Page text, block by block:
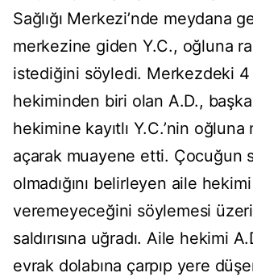
Sağlığı Merkezi’nde meydana
merkezine giden Y.C., oğluna
istediğini söyledi. Merkezdeki 4
hekiminden biri olan A.D.,
hekimine kayıtlı Y.C.’nin oğluna
açarak muayene etti. Çocuğun
olmadığını belirleyen aile
veremeyeceğini söylemesi
saldırısına uğradı. Aile hekimi
evrak dolabına çarpıp yere